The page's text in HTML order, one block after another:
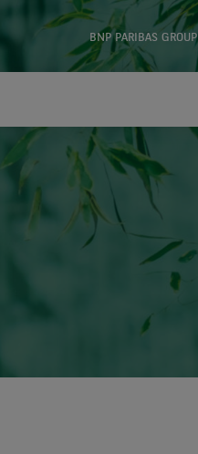
BNP PARIBAS GROUP